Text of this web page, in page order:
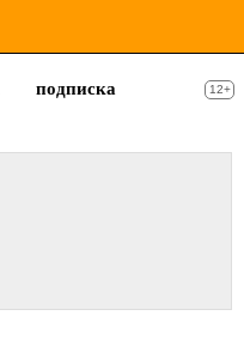
подписка
12+